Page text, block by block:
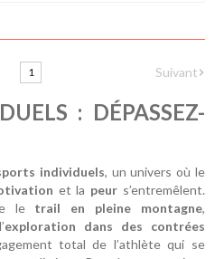
1 Suivant
: DÉPASSEZ-
individuels, un univers où le
et la peur s’entremêlent.
le trail en pleine montagne,
exploration dans des contrées
total de l’athlète qui se